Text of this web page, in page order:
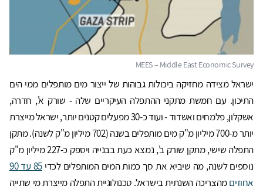
ישראל מצידה מחזיקה ביכולות גבוהות של ייצור מים מותפלים ממי הים
התיכון. עם חמשת מתקני ההתפלה העיקריים שלה - שורק א', חדרה,
אשקלון, פלמחים ואשדוד - ועוד כ-30 מפעלים קטנים יותר, ישראל מייצרת
יותר מ-700 מיליון מ"ק מים מותפלים בשנה (702 מיליון מ"ק לשנה). מתקן
התפלה שישי, מתקן שורק ב', נמצא כעת בבנייה ויספק כ-227 מיליון מ"ק
נוספים לשנה, מה שיביא את סך כמות המים המותפלים לכדי
85 עד 90
אחוזיםמהצריכה השנתית בישראל. טכנולוגיית התפלה מייצרת מי שתייה